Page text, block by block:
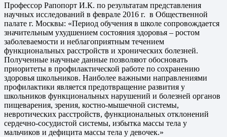
Профессор Рапопорт И.К. по результатам представления
научных исследований в феврале 2016 г. в Общественной
палате г. Москвы: «Период обучения в школе сопровождается
значительным ухудшением состояния здоровья – ростом
заболеваемости и неблагоприятным течением
функциональных расстройств и хронических болезней.
Полученные научные данные позволяют обосновать
приоритеты в профилактической работе по сохранению
здоровья школьников. Наиболее важными направлениями
профилактики является предотвращение развития у
школьников функциональных нарушений и болезней органов
пищеварения, зрения, костно-мышечной системы,
невротических расстройств, функциональных отклонений
сердечно-сосудистой системы, избытка массы тела у
мальчиков и дефицита массы тела у девочек.»